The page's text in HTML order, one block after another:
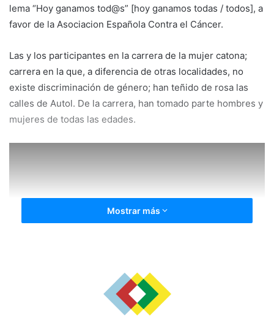
lema “Hoy ganamos tod@s” [hoy ganamos todas / todos], a
favor de la Asociacion Española Contra el Cáncer.
Las y los participantes en la carrera de la mujer catona;
carrera en la que, a diferencia de otras localidades, no
existe discriminación de género; han teñido de rosa las
calles de Autol. De la carrera, han tomado parte hombres y
mujeres de todas las edades.
Además, a lo largo del día, se están llevando a cabo estas
Mostrar más